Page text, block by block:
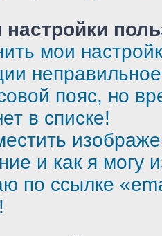
мои
пояс, но
в списке!
и как я могу
по ссылке